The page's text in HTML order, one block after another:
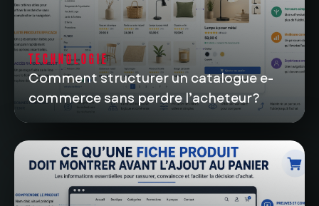
TECHNOLOGIE
Comment structurer un catalogue e-
commerce sans perdre l’acheteur?